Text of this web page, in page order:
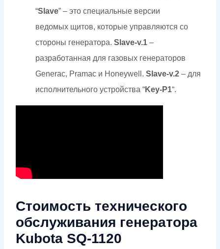
“Slave” – это специальные версии
ведомых щитов, которые управляются со
стороны генератора. Slave-v.1 –
разработанная для газовых генераторов
Generac, Pramac и Honeywell. Slave-v.2 – для
исполнительного устройства “Key-P1“.
Стоимость технического
обслуживания генератора
Kubota SQ-1120